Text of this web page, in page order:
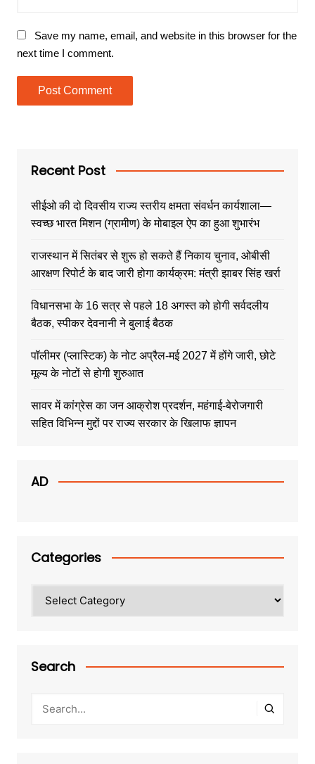
Save my name, email, and website in this browser for the
next time I comment.
Recent Post
सीईओ की दो दिवसीय राज्य स्तरीय क्षमता संवर्धन कार्यशाला—
स्वच्छ भारत मिशन (ग्रामीण) के मोबाइल ऐप का हुआ शुभारंभ
राजस्थान में सितंबर से शुरू हो सकते हैं निकाय चुनाव, ओबीसी
आरक्षण रिपोर्ट के बाद जारी होगा कार्यक्रम: मंत्री झाबर सिंह खर्रा
विधानसभा के 16 सत्र से पहले 18 अगस्त को होगी सर्वदलीय
बैठक, स्पीकर देवनानी ने बुलाई बैठक
पॉलीमर (प्लास्टिक) के नोट अप्रैल-मई 2027 में होंगे जारी, छोटे
मूल्य के नोटों से होगी शुरुआत
सावर में कांग्रेस का जन आक्रोश प्रदर्शन, महंगाई-बेरोजगारी
सहित विभिन्न मुद्दों पर राज्य सरकार के खिलाफ ज्ञापन
AD
Categories
Search